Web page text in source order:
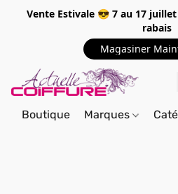
Vente Estivale 😎 7 au 17
rabais
Magasiner
Boutique Marques